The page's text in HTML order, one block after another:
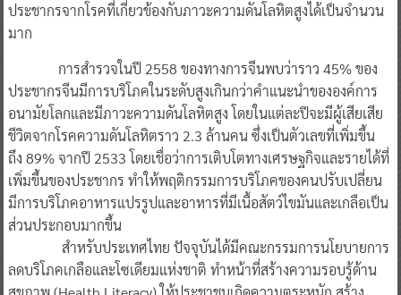
ประชากรจากโรคที่เกี่ยวข้องกับภาวะความดันโลหิตสูงได้เป็นจำนวน
มาก
การสำรวจในปี 2558 ของทางการจีนพบว่าราว 45% ของ
ประชากรจีนมีการบริโภคในระดับสูงเกินกว่าคำแนะนำขององค์การ
อนามัยโลกและมีภาวะความดันโลหิตสูง โดยในแต่ละปีจะมีผู้เสียเสีย
ชีวิตจากโรคความดันโลหิตราว 2.3 ล้านคน ซึ่งเป็นตัวเลขที่เพิ่มขึ้น
ถึง 89% จากปี 2533 โดยเชื่อว่าการเติบโตทางเศรษฐกิจและรายได้ที่
เพิ่มขึ้นของประชากร ทำให้พฤติกรรมการบริโภคของคนปรับเปลี่ยน
มีการบริโภคอาหารแปรรูปและอาหารที่มีเนื้อสัตว์ไขมันและเกลือเป็น
ส่วนประกอบมากขึ้น
สำหรับประเทศไทย ปัจจุบันได้มีคณะกรรมการนโยบายการ
ลดบริโภคเกลือและโซเดียมแห่งชาติ ทำหน้าที่สร้างความรอบรู้ด้าน